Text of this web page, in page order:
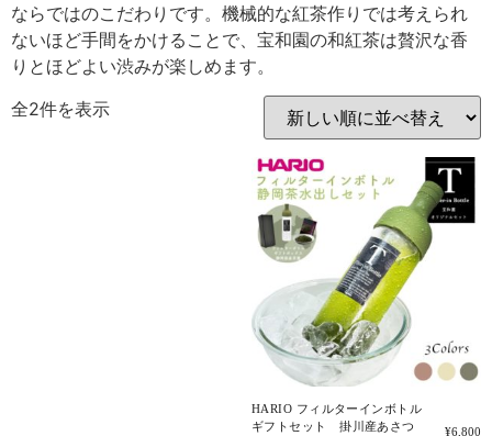
ならではのこだわりです。機械的な紅茶作りでは考えられ
ないほど手間をかけることで、宝和園の和紅茶は贅沢な香
りとほどよい渋みが楽しめます。
全2件を表示
HARIO フィルターインボトル
ギフトセット 掛川産あさつ
¥6,800